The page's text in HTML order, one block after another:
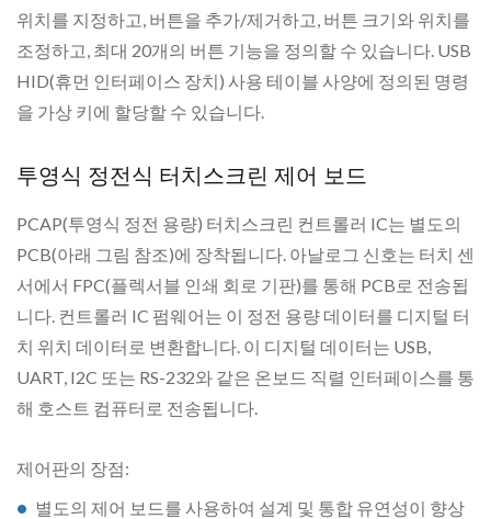
위치를 지정하고, 버튼을 추가/제거하고, 버튼 크기와 위치를
조정하고, 최대 20개의 버튼 기능을 정의할 수 있습니다. USB
HID(휴먼 인터페이스 장치) 사용 테이블 사양에 정의된 명령
을 가상 키에 할당할 수 있습니다.
투영식 정전식 터치스크린 제어 보드
PCAP(투영식 정전 용량) 터치스크린 컨트롤러 IC는 별도의
PCB(아래 그림 참조)에 장착됩니다. 아날로그 신호는 터치 센
서에서 FPC(플렉서블 인쇄 회로 기판)를 통해 PCB로 전송됩
니다. 컨트롤러 IC 펌웨어는 이 정전 용량 데이터를 디지털 터
치 위치 데이터로 변환합니다. 이 디지털 데이터는 USB,
UART, I2C 또는 RS-232와 같은 온보드 직렬 인터페이스를 통
해 호스트 컴퓨터로 전송됩니다.
제어판의 장점:
별도의 제어 보드를 사용하여 설계 및 통합 유연성이 향상